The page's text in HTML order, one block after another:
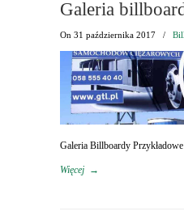
Galeria
On 31 października 2017 /
Galeria Billboardy
Więcej →